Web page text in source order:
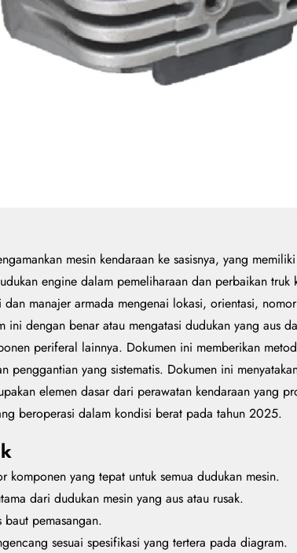
mesin kendaraan ke sasisnya, yang
engine dalam pemeliharaan dan perbaikan
manajer armada mengenai lokasi, orientasi,
dengan benar atau mengatasi dudukan yang aus
periferal lainnya. Dokumen ini memberikan
penggantian yang sistematis. Dokumen ini
elemen dasar dari perawatan kendaraan yang
beroperasi dalam kondisi berat pada tahun 2025.
yang tepat untuk semua dudukan mesin.
dari dudukan mesin yang aus atau rusak.
pemasangan.
sesuai spesifikasi yang tertera pada diagram.